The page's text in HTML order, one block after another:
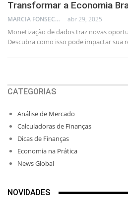
Transformar a Economia
MARCIA FONSECA - FINANCIAL CONSULTANT abr 29, 2025
Monetização de dados traz novas
Descubra como isso pode impactar sua
CATEGORIAS
Análise de Mercado
Calculadoras de Finanças
Dicas de Finanças
Economia na Prática
News Global
NOVIDADES